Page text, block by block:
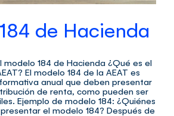
de Hacienda
184 de Hacienda ¿Qué es el
El modelo 184 de la AEAT es
anual que deben presentar
de renta, como pueden ser
Ejemplo de modelo 184: ¿Quiénes
el modelo 184? Después de